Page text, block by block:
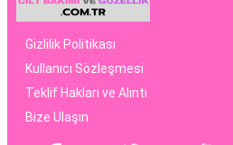
Gizlilik Politikası
Kullanıcı Sözleşmesi
Teklif Hakları ve Alıntı
Bize Ulaşın